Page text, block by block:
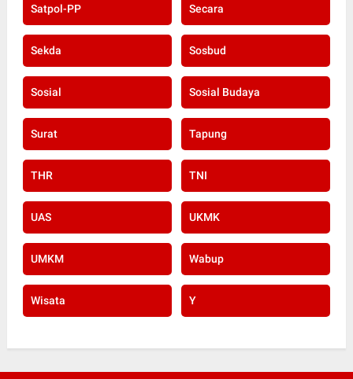
Satpol-PP Secara
Sekda Sosbud
Sosial Sosial Budaya
Surat Tapung
THR TNI
UAS UKMK
UMKM Wabup
Wisata Y